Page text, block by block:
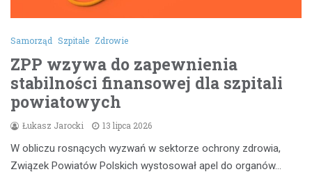
Samorząd Szpitale Zdrowie
ZPP wzywa do zapewnienia
stabilności finansowej dla szpitali
powiatowych
Łukasz Jarocki 13 lipca 2026
W obliczu rosnących wyzwań w sektorze ochrony zdrowia,
Związek Powiatów Polskich wystosował apel do organów…